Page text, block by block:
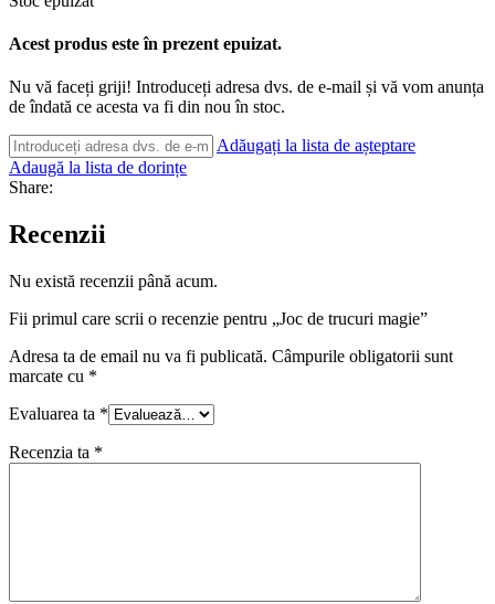
Acest produs este în prezent epuizat.
Nu vă faceți griji! Introduceți adresa dvs. de e-mail și vă vom anunța
de îndată ce acesta va fi din nou în stoc.
Adăugați la lista de așteptare
Adaugă la lista de dorințe
Share:
Recenzii
Nu există recenzii până acum.
Fii primul care scrii o recenzie pentru „Joc de trucuri magie”
Adresa ta de email nu va fi publicată. Câmpurile obligatorii sunt
marcate cu *
Evaluarea ta *
Recenzia ta *